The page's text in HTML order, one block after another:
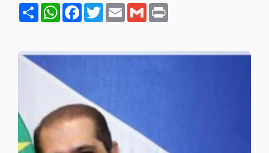
ShareWhatsApp
Facebook
Twitter
EmailGmail